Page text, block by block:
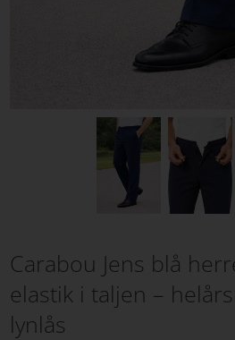
Carabou Jens blå
elastik i taljen –
lynlås